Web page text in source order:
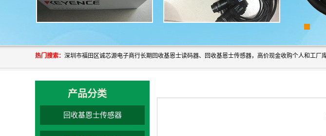
热门搜索：
产品分类
回收基恩士传感器